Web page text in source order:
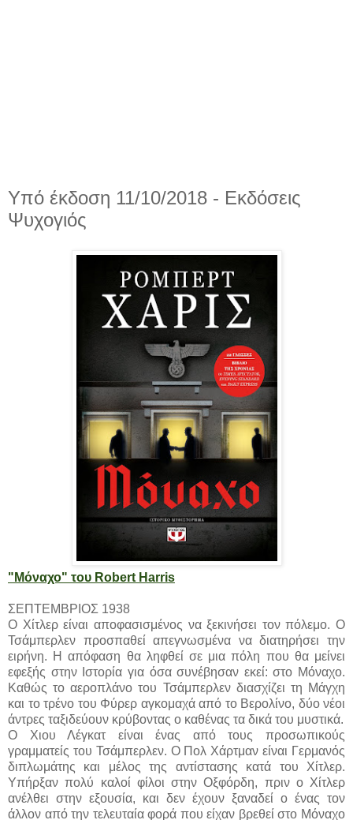
Υπό έκδοση 11/10/2018 - Εκδόσεις
Ψυχογιός
"Μόναχο" του Robert Harris
ΣΕΠΤΕΜΒΡΙΟΣ 1938
Ο Χίτλερ είναι αποφασισμένος να ξεκινήσει τον πόλεμο. Ο
Τσάμπερλεν προσπαθεί απεγνωσμένα να διατηρήσει την
ειρήνη. Η απόφαση θα ληφθεί σε μια πόλη που θα μείνει
εφεξής στην Ιστορία για όσα συνέβησαν εκεί: στο Μόναχο.
Καθώς το αεροπλάνο του Τσάμπερλεν διασχίζει τη Μάγχη
και το τρένο του Φύρερ αγκομαχά από το Βερολίνο, δύο νέοι
άντρες ταξιδεύουν κρύβοντας ο καθένας τα δικά του μυστικά.
Ο Χιου Λέγκατ είναι ένας από τους προσωπικούς
γραμματείς του Τσάμπερλεν. Ο Πολ Χάρτμαν είναι Γερμανός
διπλωμάτης και μέλος της αντίστασης κατά του Χίτλερ.
Υπήρξαν πολύ καλοί φίλοι στην Οξφόρδη, πριν ο Χίτλερ
ανέλθει στην εξουσία, και δεν έχουν ξαναδεί ο ένας τον
άλλον από την τελευταία φορά που είχαν βρεθεί στο Μόναχο